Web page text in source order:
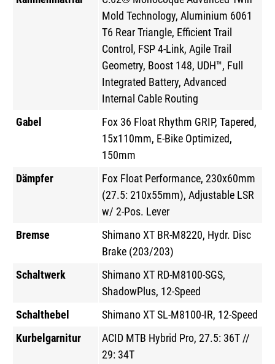
Mold Technology, Aluminium 6061
T6 Rear Triangle, Efficient Trail
Control, FSP 4-Link, Agile Trail
Geometry, Boost 148, UDH™, Full
Integrated Battery, Advanced
Internal Cable Routing
Gabel
Fox 36 Float Rhythm GRIP, Tapered,
15x110mm, E-Bike Optimized,
150mm
Dämpfer
Fox Float Performance, 230x60mm
(27.5: 210x55mm), Adjustable LSR
w/ 2-Pos. Lever
Bremse
Shimano XT BR-M8220, Hydr. Disc
Brake (203/203)
Schaltwerk
Shimano XT RD-M8100-SGS,
ShadowPlus, 12-Speed
Schalthebel
Shimano XT SL-M8100-IR, 12-Speed
Kurbelgarnitur
ACID MTB Hybrid Pro, 27.5: 36T //
29: 34T